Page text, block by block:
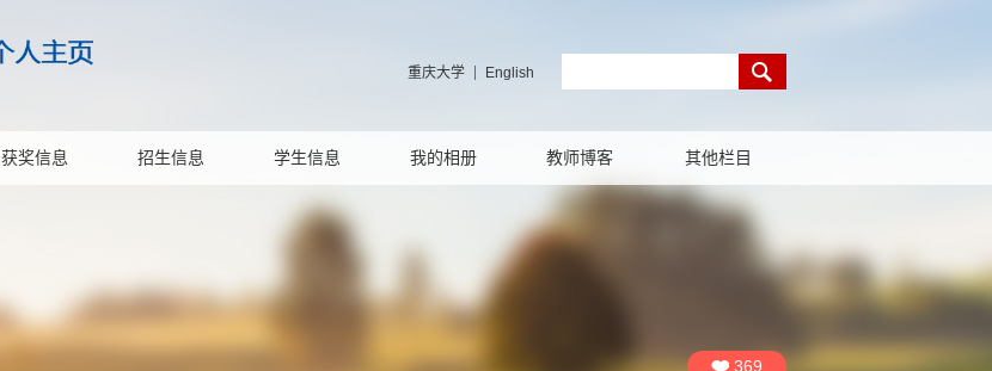
重庆大学 English
获奖信息 招生信息 学生信息 我的相册 教师博客 其他栏目
369